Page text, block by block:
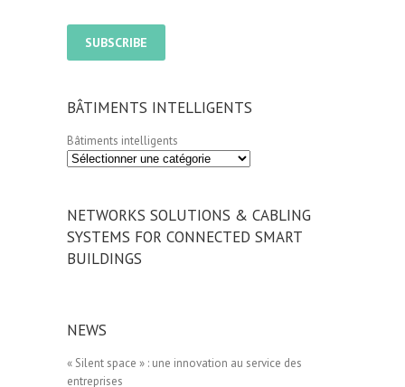
BÂTIMENTS INTELLIGENTS
Bâtiments intelligents
NETWORKS SOLUTIONS & CABLING
SYSTEMS FOR CONNECTED SMART
BUILDINGS
NEWS
« Silent space » : une innovation au service des
entreprises